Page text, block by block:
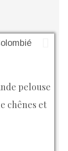
pelouse
chênes et